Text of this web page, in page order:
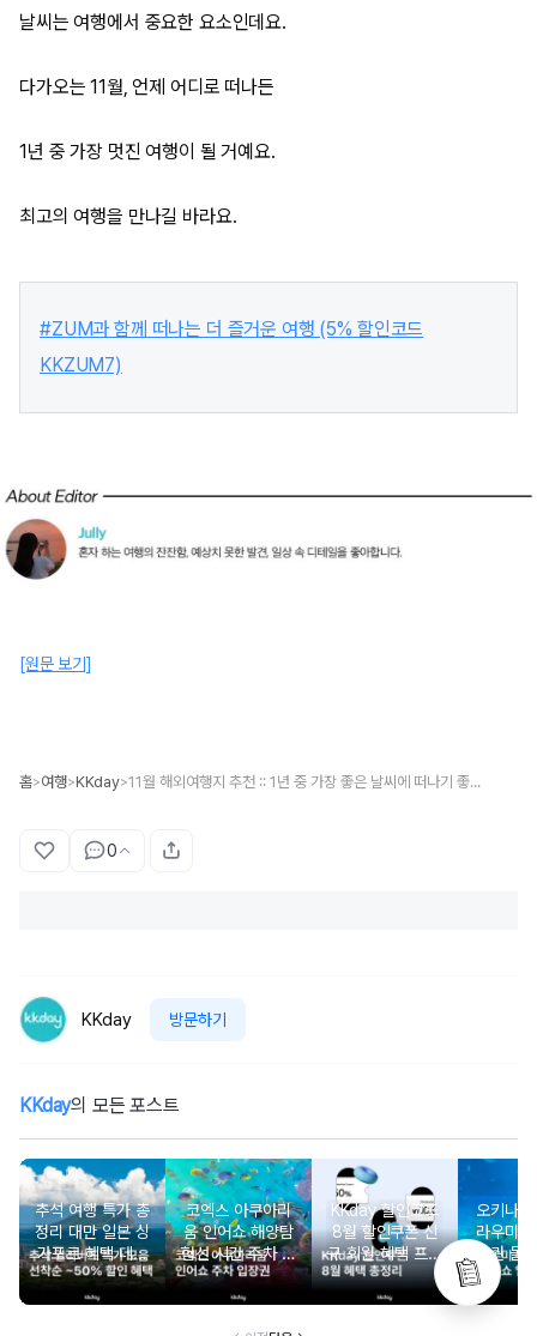
날씨는 여행에서 중요한 요소인데요.
다가오는 11월, 언제 어디로 떠나든
1년 중 가장 멋진 여행이 될 거예요.
최고의 여행을 만나길 바라요.
#ZUM과 함께 떠나는 더 즐거운 여행 (5% 할인코드
KKZUM7)
[원문 보기]
홈>여행>KKday> 11월 해외여행지 추천 :: 1년 중 가장 좋은 날씨에 떠나기 좋은 도시 BEST 4
0
KKday 방문하기
KKday의 모든 포스트
추석 여행 특가 총
정리 대만 일본 싱
가포르 혜택 데일
리 선착순 쿠폰까
지
코엑스 아쿠아리
움 인어쇼 해양탐
험선 시간 주차 입
장권 할인
KKday 할인코드
8월 할인쿠폰 신
규 회원 혜택 프로
모션 할인 모음
오키나
라우미
장권 돌